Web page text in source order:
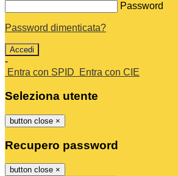
Password
Password dimenticata?
-
Entra con SPID
Entra con CIE
Seleziona utente
button close ×
Recupero password
button close ×